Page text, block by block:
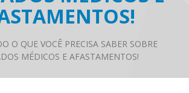
O QUE VOCÊ PRECISA SABER SOBRE
MÉDICOS E AFASTAMENTOS!